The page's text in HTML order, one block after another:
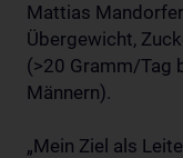
Mattias
Übergewicht,
(>20 Gramm/Tag
Männern).
„Mein Ziel als